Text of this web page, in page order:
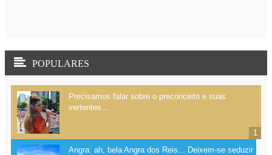
POPULARES
Precisamos falar sobre o preconceito e suas
vertentes...
Angra: ah, bela Angra dos Reis... Deixem-se seduzir